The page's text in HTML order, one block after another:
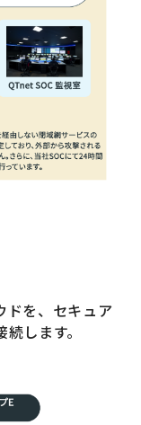
ドを、セキュア
します。